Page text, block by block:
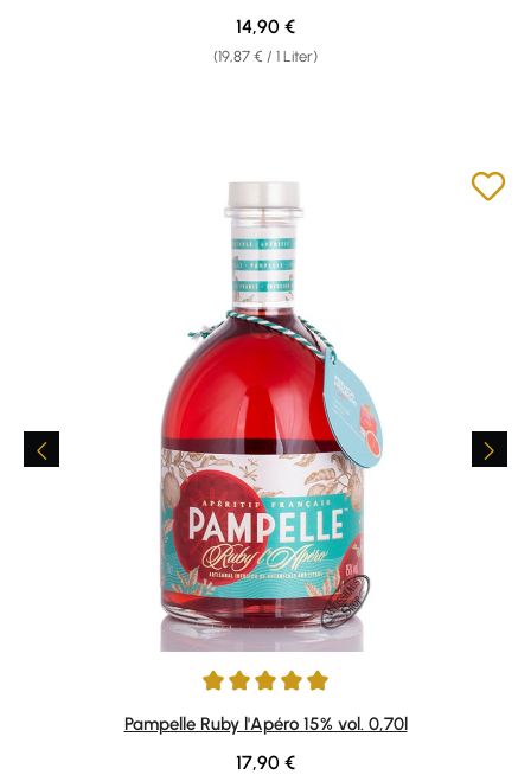
(19,87 € / 1 Liter)
Regulärer Preis:
14,90 €
Durchschnittliche Bewertung von 4.98 von 5 Sternen
Pampelle Ruby l'Apéro 15% vol. 0,70l
Regulärer Preis:
17,90 €